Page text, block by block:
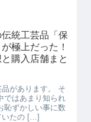
統工芸品「保
極上だった！
購入店舗まと
があります。 そ
ではあまり知られ
恥ずかしい事に数
いたの […]